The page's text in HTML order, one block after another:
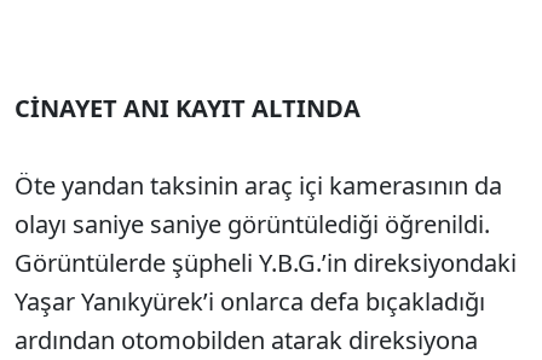
CİNAYET ANI KAYIT ALTINDA
Öte yandan taksinin araç içi kamerasının da
olayı saniye saniye görüntülediği öğrenildi.
Görüntülerde şüpheli Y.B.G.’in direksiyondaki
Yaşar Yanıkyürek’i onlarca defa bıçakladığı
ardından otomobilden atarak direksiyona